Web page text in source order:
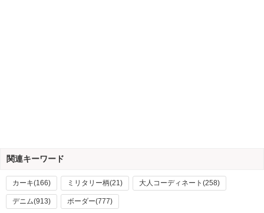
関連キーワード
カーキ(166) ミリタリー柄(21) 大人コーディネート(258)
デニム(913) ボーダー(777)